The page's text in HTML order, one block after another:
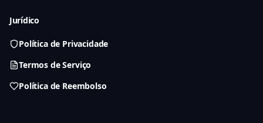
Jurídico
Política de Privacidade
Termos de Serviço
Política de Reembolso